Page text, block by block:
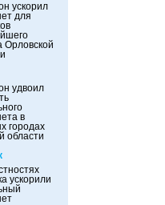
ускорил
для
Орловской
удвоил
в
городах
области
ускорили